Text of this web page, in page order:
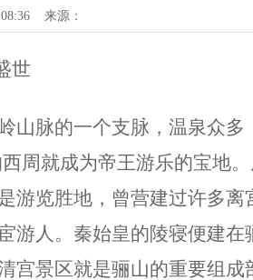
来源：
世
脉的一个支脉，温泉众多
周就成为帝王游乐的宝地
游览胜地，曾营建过许多离
游人。秦始皇的陵寝便建在
宫景区就是骊山的重要组成